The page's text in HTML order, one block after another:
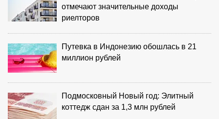
отмечают значительные доходы
риелторов
Путевка в Индонезию обошлась в 21
миллион рублей
Подмосковный Новый год: Элитный
коттедж сдан за 1,3 млн рублей